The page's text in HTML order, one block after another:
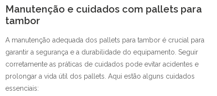
Manutenção e cuidados com pallets para
tambor
A manutenção adequada dos pallets para tambor é crucial para
garantir a segurança e a durabilidade do equipamento. Seguir
corretamente as práticas de cuidados pode evitar acidentes e
prolongar a vida útil dos pallets. Aqui estão alguns cuidados
essenciais: